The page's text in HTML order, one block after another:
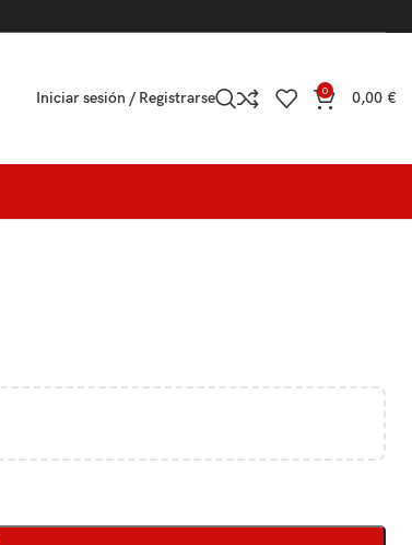
Iniciar sesión / Registrarse 0 0,00 €